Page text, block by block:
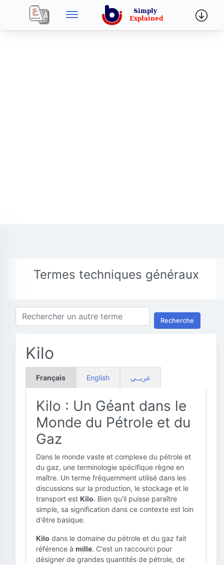
Termes techniques généraux
Recherche
Kilo
Français English عربــي
Kilo : Un Géant dans le
Monde du Pétrole et du
Gaz
Dans le monde vaste et complexe du pétrole et
du gaz, une terminologie spécifique règne en
maître. Un terme fréquemment utilisé dans les
discussions sur la production, le stockage et le
transport est Kilo. Bien qu'il puisse paraître
simple, sa signification dans ce contexte est loin
d'être basique.
Kilo dans le domaine du pétrole et du gaz fait
référence à mille. C'est un raccourci pour
désigner de grandes quantités de pétrole, de